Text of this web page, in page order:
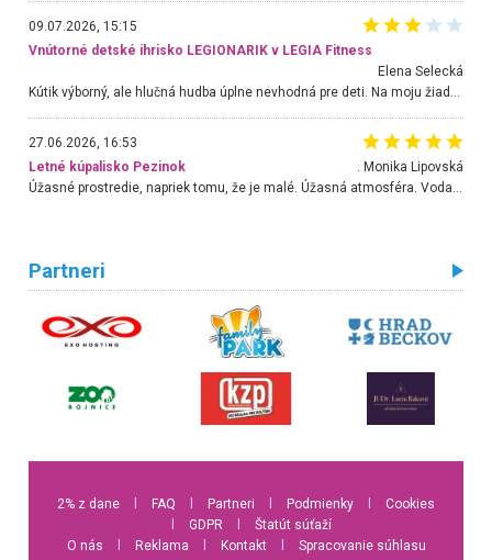
09.07.2026, 15:15
Vnútorné detské ihrisko LEGIONARIK v LEGIA Fitness
Elena Selecká
Kútik výborný, ale hlučná hudba úplne nevhodná pre deti. Na moju žiadosť o aspoň sušenie nereagovali.
27.06.2026, 16:53
Letné kúpalisko Pezinok
. Monika Lipovská
Partneri
2% z dane FAQ Partneri Podmienky
Cookies
GDPR
Štatút súťaží
O nás
Reklama Kontakt Spracovanie súhlasu